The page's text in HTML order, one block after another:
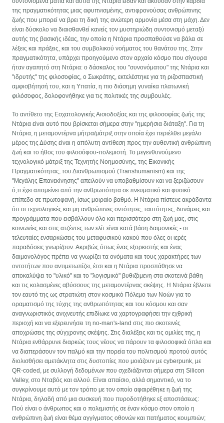
της πραγματικότητας μιας αφυπνισμένης, αντιφρονούσας ανθρώπινης
ζωής που μπορεί να βρει τη δική της ανώτερη αρμονία μέσα στη μάχη. Δεν
είναι δύσκολο να διαισθανθεί κανείς τον μυστηριώδη συντονισμό μεταξύ
αυτής της βασικής ιδέας, την οποία η Ντάρια προσπαθούσε να βάλει σε
λέξεις και πράξεις, και του συμβολικού νοήματος του θανάτου της. Στην
πραγματικότητα, υπάρχει προηγούμενο στον αρχαίο κόσμο που σίγουρα
ήταν αγαπητό στη Ντάρια: ο δάσκαλος του "συνονόματου" της Ντάρια και
"ιδρυτής" της φιλοσοφίας, ο Σωκράτης, εκτελέστηκε για τη ριζοσπαστική
αμφισβήτησή του, και η Υπατία, η πιο διάσημη γυναίκα πλατωνική
φιλόσοφος, δολοφονήθηκε για τις πολιτικές της συμβουλές.
Το αντίθετο της Εσχατολογικής Αισιοδοξίας και της φιλοσοφίας ζωής της
Ντάρια είναι αυτό που βρίσκεται σήμερα στην "ημερήσια διάταξη". Για τη
Ντάρια, η μεταμοντέρνα μήτρα/μάτριξ στην οποία έχει περιέλθει μεγάλο
μέρος της Δύσης είναι η απόλυτη αντίθεση προς την αυθεντική ανθρώπινη
ζωή και το ήθος του φιλοσόφου-πολεμιστή. Το μεγενθυνούμενο
τεχνολογικό μάτριξ της Τεχνητής Νοημοσύνης, της Εικονικής
Πραγματικότητας, του Διανθρωπισμού (Transhumanism) και της
"Μεγάλης Επανεκίνησης" απειλούν να υποβαθμίσουν και να ξεριζώσουν
ό,τι έχει απομείνει από την ανθρωπότητα σε πνευματικό και φυσικό
επίπεδο σε πρωτοφανή, ίσως μοιραίο βαθμό. Η Ντάρια πίστευε ακράδαντα
ότι οι τεχνολογικές και μη ανθρώπινες οντότητες, ταυτότητες, δυνάμεις και
προγράμματα που εισβάλλουν όλο και περισσότερο στη ζωή μας, στις
κοινωνίες και στις ατζέντες των ελίτ είναι κατά βάση δαιμονικές - οι
τελευταίες ενσαρκώσεις του μεταφυσικού κακού που όλες οι ιερές
παραδόσεις γνωρίζουν. Ακριβώς όπως ένας εξορκιστής και ένας
δαιμονολόγος πρέπει να γνωρίζει τα ονόματα και τους χαρακτήρες των
οντοτήτων που αντιμετωπίζει, έτσι και η Ντάρια προσπάθησε να
αποκαλύψει το "υλικό" και το "λογισμικό" βυθιζόμενη στα σκοτεινά βάθη
και τις κολασμένες αβύσσους της μεταμοντέρνας σκέψης. Η Ντάρια έβλεπε
τον εαυτό της ως στρατιώτη στον κοσμικό Πόλεμο των Νοών για το
οραματισμό της τύχης της ανθρωπότητας και του κόσμου και σαν
αναγνωριστικός ανιχνευτής επιδίωκε να χαρτογραφήσει την εχθρική
περιοχή και να εξερευνήσει τη no-man's-land στις πιο σκοτεινές
αποχρώσεις της σύγχρονης σκέψης. Στις διαλέξεις και τις ομιλίες της, η
Ντάρια ενθάρρυνε διαρκώς τους νέους να πάρουν τα φιλοσοφικά όπλα και
να διαπεράσουν τον παλμό και την πορεία του πολιτισμού προτού αυτός
διολισθήσει αμετάκλητα στις δυστοπίες που μοιάζουν με cyberpunk, με
QR-coded, με συλλογή δεδομένων που σχεδιάζονται σήμερα στη Silicon
Valley, στο Νταβός και αλλού. Είναι απαίσιο, αλλά σημαντικό, να το
συγκρίνουμε αυτό με τον τρόπο με τον οποίο αφαιρέθηκε η ζωή της
Ντάρια, δηλαδή από μια συσκευή που πυροδοτήθηκε εξ αποστάσεως:
Πού είναι ο άνθρωπος και ο πολεμιστής σε έναν κόσμο στον οποίο η
ανθρώπινη ζωή είναι θέμα αγγίγματος οθονών και πατήματος κουμπιών;